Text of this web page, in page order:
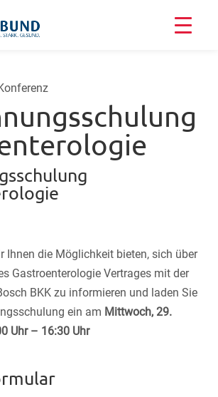
Ihnen die Möglichkeit bieten, sich über
Gastroenterologie Vertrages mit der
BKK zu informieren und laden Sie
ein am Mittwoch, 29.
Uhr – 16:30 Uhr